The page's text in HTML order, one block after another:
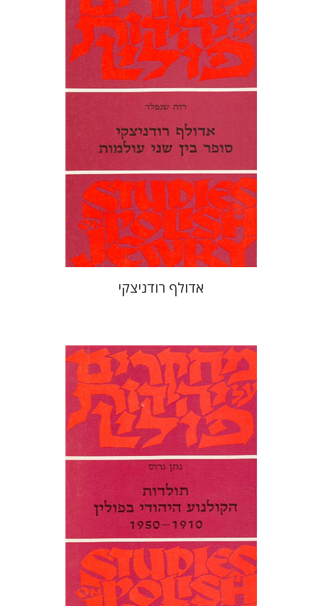
רות שנפלד
הנחת אתר ספר מודפס
$23
$21
אדולף רודניצקי
נתן גרוס
ראובן אשל
הנחת אתר ספר מודפס
$15